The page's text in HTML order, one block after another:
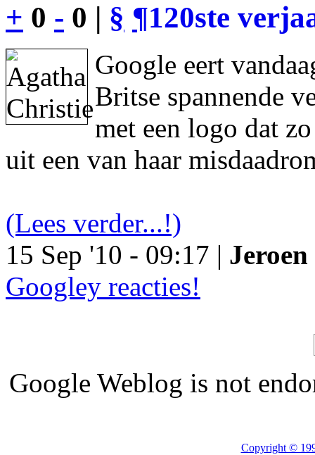
+ 0 - 0 | § ¶120ste
Google eert
Britse spannende
met een logo dat
uit een van haar
(Lees verder...!)
15 Sep '10 - 09:17 |
Googley reacties!
Google Weblog is not
Copyright ©